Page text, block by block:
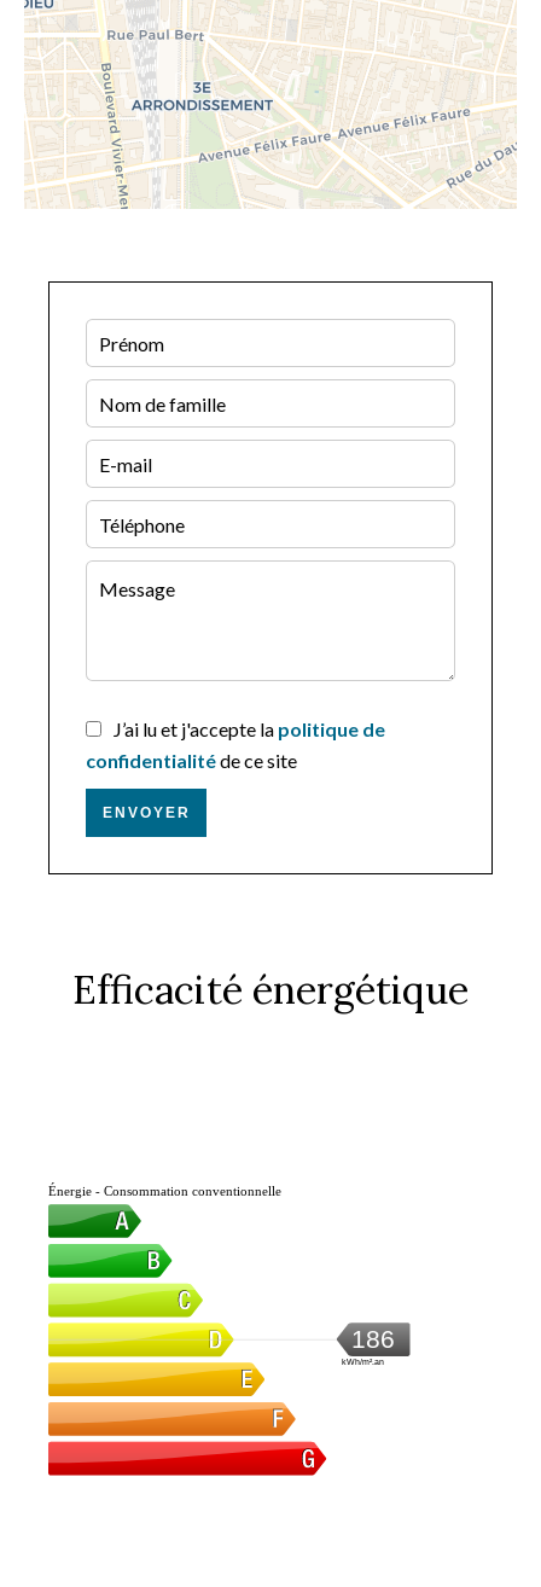
J’ai lu et j'accepte la politique de
confidentialitéde ce site
ENVOYER
Efficacité énergétique
Énergie - Consommation conventionnelle
186
kWh/m².an